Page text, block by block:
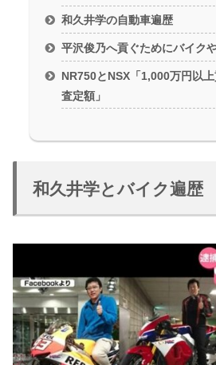
和久井学の自動車遍歴
平沢俊乃へ貢ぐためにバイク
NR750とNSX「1,000万円以
査定額」
和久井学とバイク遍歴